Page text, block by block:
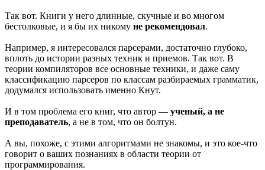
Так вот. Книги у него длинные, скучные и во многом
бестолковые, и я бы их никому не рекомендовал.
Например, я интересовался парсерами, достаточно глубоко,
вплоть до истории разных техник и приемов. Так вот. В
теории компиляторов все основные техники, и даже саму
классификацию парсеров по классам разбираемых грамматик,
додумался использовать именно Кнут.
И в том проблема его книг, что автор — ученый, а не
преподаватель, а не в том, что он болтун.
А вы, похоже, с этими алгоритмами не знакомы, и это кое-что
говорит о ваших познаниях в области теории от
программирования.